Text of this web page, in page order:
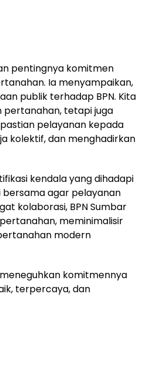
pentingnya komitmen
Ia menyampaikan,
publik terhadap BPN. Kita
tetapi juga
pelayanan kepada
kolektif, dan menghadirkan
kendala yang dihadapi
bersama agar pelayanan
kolaborasi, BPN Sumbar
meminimalisir
modern
komitmennya
terpercaya, dan